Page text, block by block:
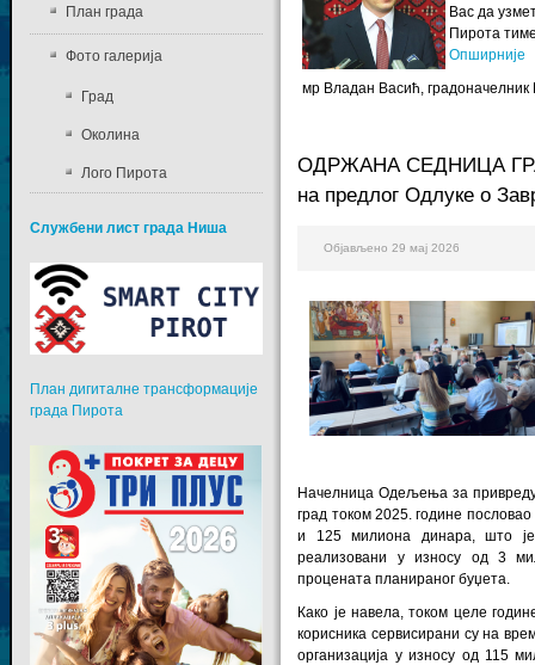
Вас да
Пирота
Опширније
мр Владан Васић, градоначелник
ОДРЖАНА СЕДНИЦА
на предлог Одлуке о
Објављено 29 мај 2026
Начелница Одељења за
град током 2025. године
и 125 милиона динара, што
реализовани у износу од 3
процената планираног буџета.
Како је навела, током целе
корисника сервисирани су на
организација у износу од 115
План града
Фото галерија
Град
Околина
Лого Пирота
Службени лист града Ниша
План дигиталне трансформације
града Пирота